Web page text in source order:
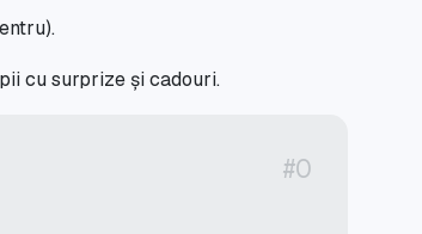
cu surprize și cadouri.
#0